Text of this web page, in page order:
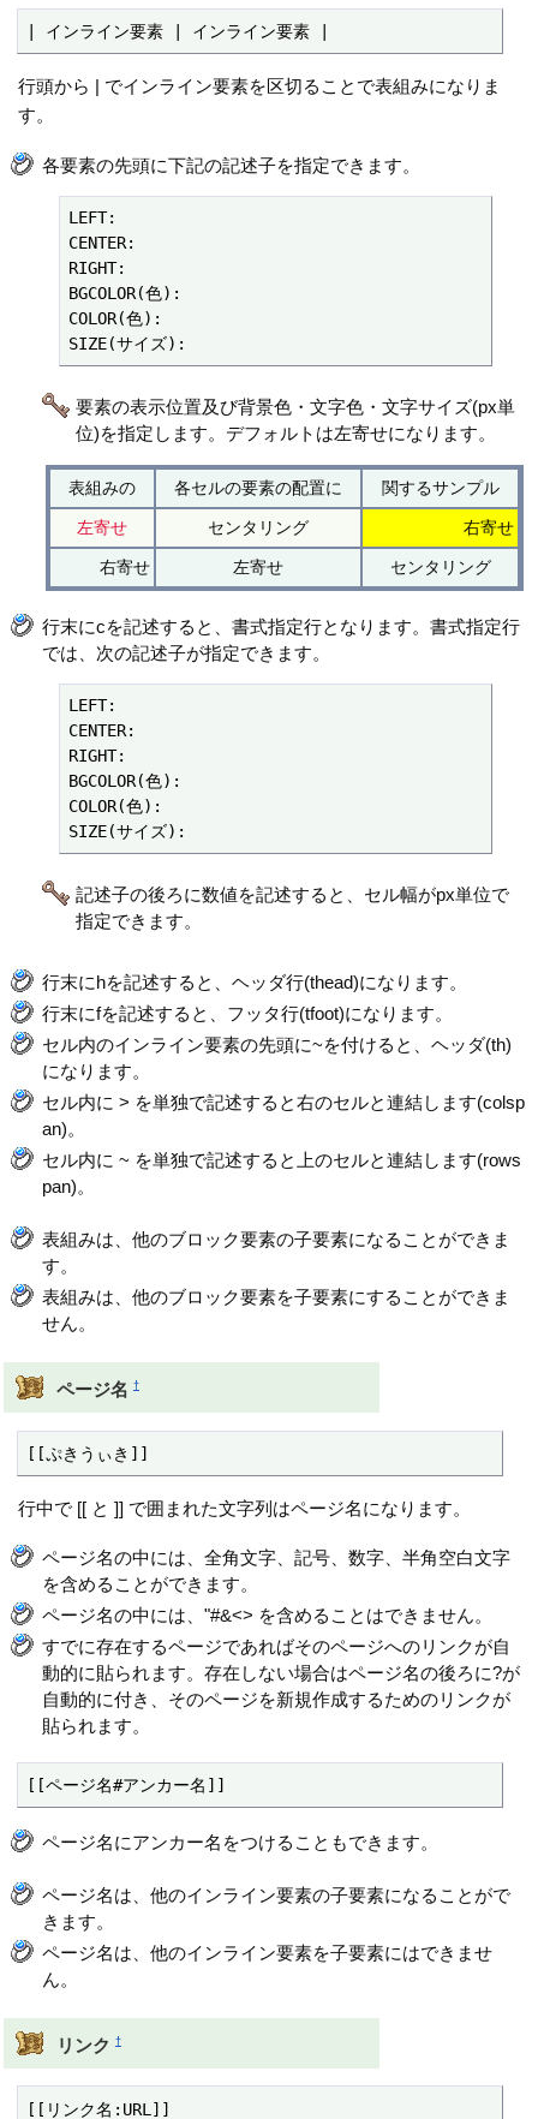
| インライン要素 | インライン要素 |
行頭から | でインライン要素を区切ることで表組みになりま
す。
各要素の先頭に下記の記述子を指定できます。
LEFT:
CENTER:
RIGHT:
BGCOLOR(色):
COLOR(色):
SIZE(サイズ):
要素の表示位置及び背景色・文字色・文字サイズ(px単
位)を指定します。デフォルトは左寄せになります。
表組みの 各セルの要素の配置に 関するサンプル
左寄せ センタリング 右寄せ
右寄せ 左寄せ センタリング
行末にcを記述すると、書式指定行となります。書式指定行
では、次の記述子が指定できます。
LEFT:
CENTER:
RIGHT:
BGCOLOR(色):
COLOR(色):
SIZE(サイズ):
記述子の後ろに数値を記述すると、セル幅がpx単位で
指定できます。
行末にhを記述すると、ヘッダ行(thead)になります。
行末にfを記述すると、フッタ行(tfoot)になります。
セル内のインライン要素の先頭に~を付けると、ヘッダ(th)
になります。
セル内に > を単独で記述すると右のセルと連結します(colsp
an)。
セル内に ~ を単独で記述すると上のセルと連結します(rows
pan)。
表組みは、他のブロック要素の子要素になることができま
す。
表組みは、他のブロック要素を子要素にすることができま
せん。
ページ名 †
[[ぷきうぃき]]
行中で [[ と ]] で囲まれた文字列はページ名になります。
ページ名の中には、全角文字、記号、数字、半角空白文字
を含めることができます。
ページ名の中には、"#&<> を含めることはできません。
すでに存在するページであればそのページへのリンクが自
動的に貼られます。存在しない場合はページ名の後ろに?が
自動的に付き、そのページを新規作成するためのリンクが
貼られます。
[[ページ名#アンカー名]]
ページ名にアンカー名をつけることもできます。
ページ名は、他のインライン要素の子要素になることがで
きます。
ページ名は、他のインライン要素を子要素にはできませ
ん。
リンク †
[[リンク名:URL]]